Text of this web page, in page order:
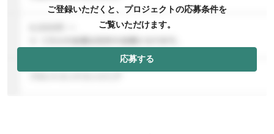
ご登録いただくと、プロジェクトの応募条件を
ご覧いただけます。
応募する